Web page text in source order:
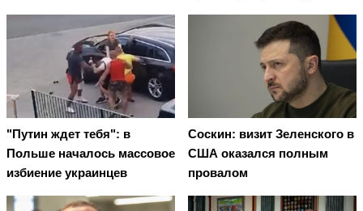
"Путин ждет тебя": в
Польше началось массовое
избиение украинцев
Соскин: визит Зеленского в
США оказался полным
провалом